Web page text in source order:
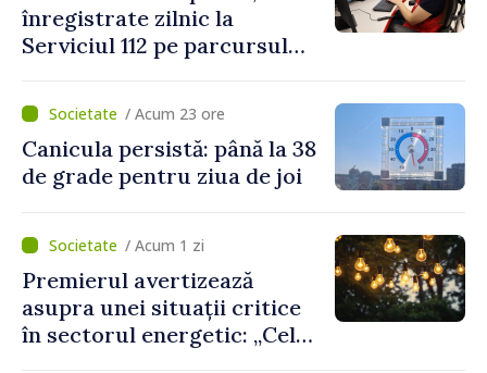
înregistrate zilnic la
Serviciul 112 pe parcursul
cetățeni au solicitat
ambulanța/ Acum 23 ore
Canicula persistă: până la 38
de grade pentru ziua de joi
/ Acum 1 zi
Premierul avertizează
asupra unei situații critice
în sectorul energetic: „Cel